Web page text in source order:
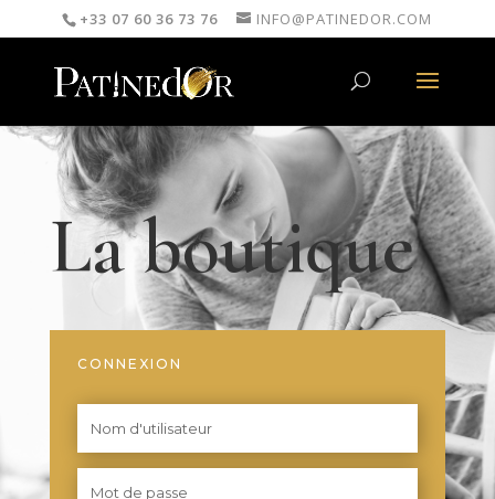
+33 07 60 36 73 76 INFO@PATINEDOR.COM
La boutique
CONNEXION